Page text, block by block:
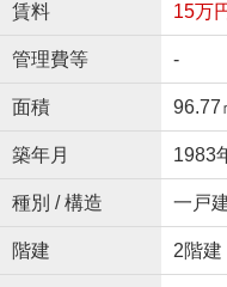
賃料 15万
管理費等 -
面積 96.77
築年月 1983
種別 / 構造 一戸
階建 2階建